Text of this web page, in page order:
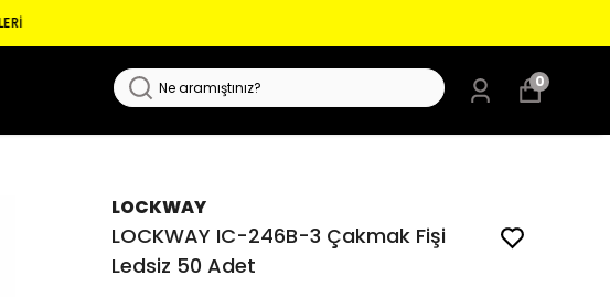
0
LOCKWAY
LOCKWAY IC-246B-3 Çakmak Fişi
Ledsiz 50 Adet